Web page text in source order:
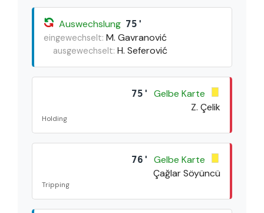
Auswechslung 75'
eingewechselt: M. Gavranović
ausgewechselt: H. Seferović
75'
Gelbe Karte
Z. Çelik
Holding
76'
Gelbe Karte
Çağlar Söyüncü
Tripping